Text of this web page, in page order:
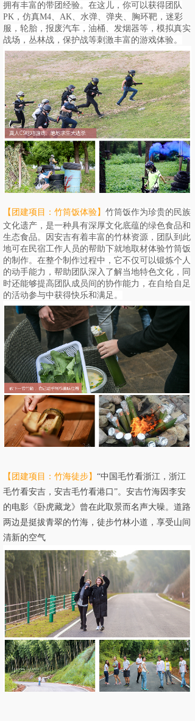
拥有丰富的带团经验。在这儿，你可以获得团队
PK， 仿真M4、AK、水弹、弹夹、胸环靶，迷彩
服，轮胎，报废汽车，油桶、发烟器等， 模拟真实
战场，丛林战，保护战等刺激丰富的游戏体验。
【团建项目：竹筒饭体验】 竹筒饭作为珍贵的民族
文化遗产，是一种具有深厚文化底蕴的绿色食品和
生态食品。因安吉有着丰富的竹林资源，团队到此
地可在民宿工作人员的帮助下就地取材体验竹筒饭
的制作。在整个制作过程中，它不仅可以锻炼个人
的动手能力，帮助团队深入了解当地特色文化，同
时还能够提高团队成员间的协作能力，在自给自足
的活动参与中获得快乐和满足。
【团建项目：竹海徒步】 “中国毛竹看浙江，浙江
毛竹看安吉，安吉毛竹看港口”。安吉竹海因李安
的电影《卧虎藏龙》曾在此取景而名声大噪。道路
两边是挺拔青翠的竹海，徒步竹林小道，享受山间
清新的空气